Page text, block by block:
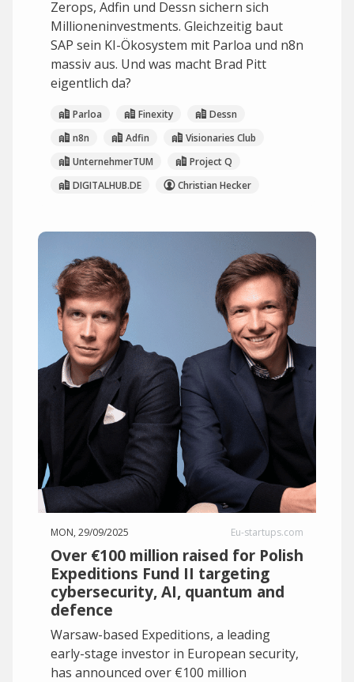
Zerops, Adfin und Dessn sichern sich
Millioneninvestments. Gleichzeitig baut
SAP sein KI-Ökosystem mit Parloa und n8n
massiv aus. Und was macht Brad Pitt
eigentlich da?
Parloa Finexity
Dessn
n8n
Adfin
Visionaries Club
UnternehmerTUM
Project Q
DIGITALHUB.DE
Christian Hecker
MON, 29/09/2025 Eu-startups.com
Over €100 million raised for Polish
Expeditions Fund II targeting
cybersecurity, AI, quantum and
defence
Warsaw-based Expeditions, a leading
early-stage investor in European security,
has announced over €100 million